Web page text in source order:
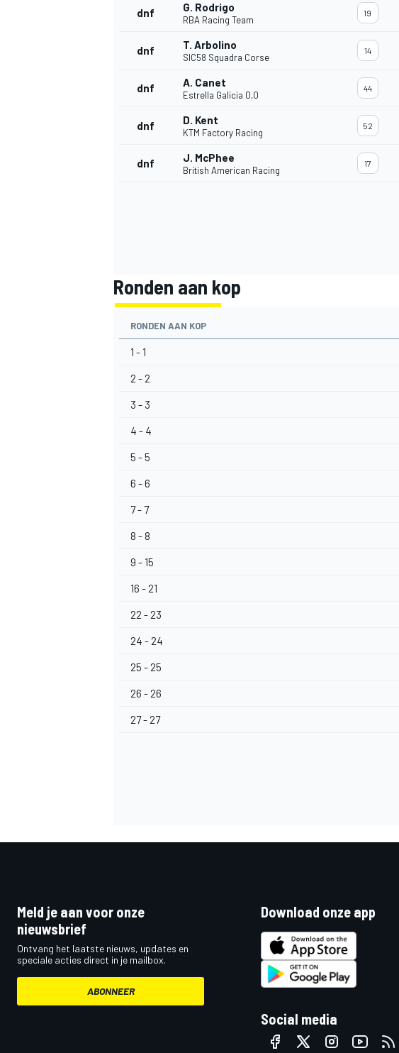
MEER RACEKLASSEN
dnf G. Rodrigo
RBA Racing Team
19
dnf T. Arbolino
SIC58 Squadra Corse
14
dnf A. Canet
Estrella Galicia 0,0
44
dnf D. Kent
KTM Factory Racing
52
dnf J. McPhee
British American Racing
17
Ronden aan kop
RONDEN AAN KOP
1 - 1
2 - 2
3 - 3
4 - 4
5 - 5
6 - 6
7 - 7
8 - 8
9 - 15
16 - 21
22 - 23
24 - 24
25 - 25
26 - 26
27 - 27
Meld je aan voor onze
nieuwsbrief
Ontvang het laatste nieuws, updates en
speciale acties direct in je mailbox.
ABONNEER
Download onze app
Social media